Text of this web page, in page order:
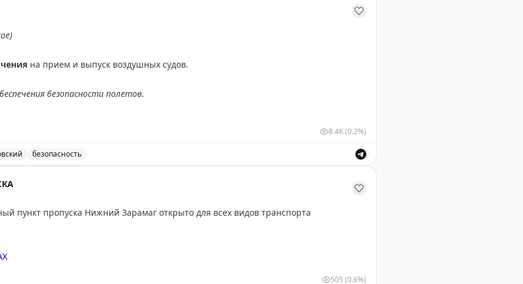
на прием и выпуск воздушных судов.
безопасности полетов.
8.4K(0.2%)
безопасность
пункт пропуска Нижний Зарамаг открыто для всех видов транспорта
505 (0.6%)